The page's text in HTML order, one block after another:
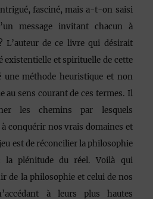
fasciné, mais a-t-on saisi
message invitant chacun à
L’auteur de ce livre qui désirait
existentielle et spirituelle de cette
une méthode heuristique et non
au sens courant de ces termes. Il
les chemins par lesquels
conquérir nos vrais domaines et
est de réconcilier la philosophie
la plénitude du réel. Voilà qui
de la philosophie et celui de nos
à leurs plus hautes